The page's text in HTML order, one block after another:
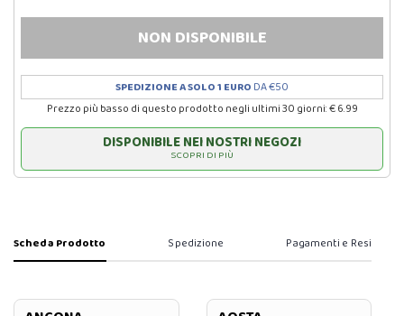
NON DISPONIBILE
SPEDIZIONE A SOLO 1 EURO DA €50
Prezzo più basso di questo prodotto negli ultimi 30 giorni: € 6.99
DISPONIBILE NEI NOSTRI NEGOZI
SCOPRI DI PIÙ
Scheda Prodotto Spedizione Pagamenti e Resi